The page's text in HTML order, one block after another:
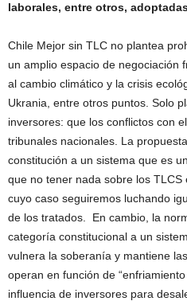
laborales, entre otros,
Chile Mejor sin TLC no plantea
un amplio espacio de negociación
al cambio climático y la crisis
Ukrania, entre otros puntos. Solo
inversores: que los conflictos con
tribunales nacionales. La
constitución a un sistema que es
que no tener nada sobre los TLCS
cuyo caso seguiremos luchando
de los tratados. En cambio, la
categoría constitucional a un
vulnera la soberanía y mantiene
operan en función de
influencia de inversores para